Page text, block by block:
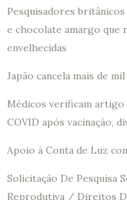
Pesquisadores
e chocolate amargo que
envelhecidas
Japão cancela mais de
Médicos verificam artigo
COVID após vacinação,
Apoio à Conta de Luz
Solicitação De Pesquisa
Reprodutiva / Direitos